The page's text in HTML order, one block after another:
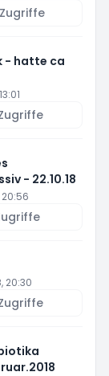
Zugriffe
- hatte ca
- 22.10.18
20:56
20:30